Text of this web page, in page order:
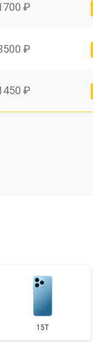
₽
₽
₽
₽
15T